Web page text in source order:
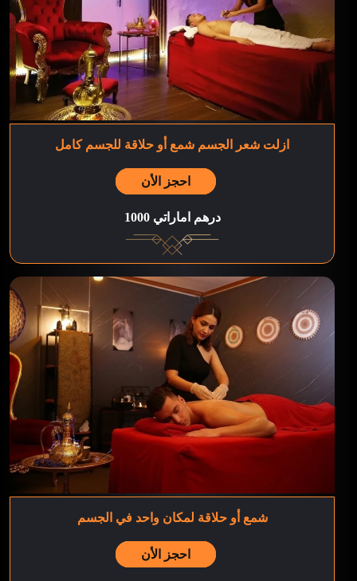
ازلت شعر الجسم شمع أو حلاقة للجسم كامل
احجز الأن
1000 درهم اماراتي
شمع أو حلاقة لمكان واحد في الجسم
احجز الأن